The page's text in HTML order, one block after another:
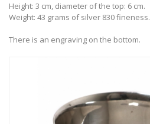
Height: 3 cm, diameter of the top: 6 cm.
Weight: 43 grams of silver 830 fineness.
There is an engraving on the bottom.